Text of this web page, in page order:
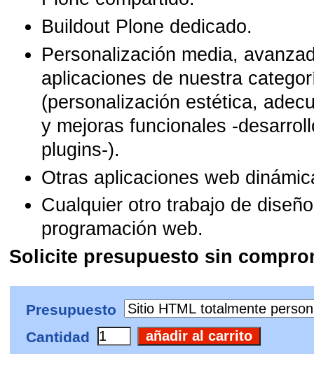
Buildout Plone dedicado.
Personalización media,
aplicaciones de nuestra
(personalización estética,
y mejoras funcionales -
plugins-).
Otras aplicaciones web
Cualquier otro trabajo de
programación web.
Solicite presupuesto sin
Presupuesto
Cantidad